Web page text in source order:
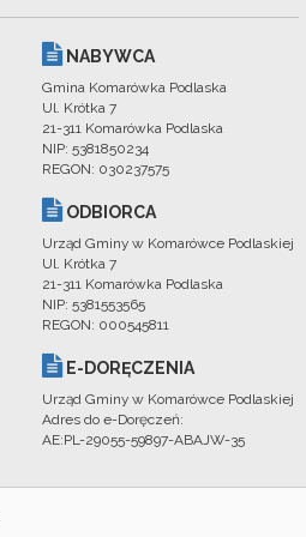
NABYWCA
Gmina Komarówka Podlaska
Ul. Krótka 7
21-311 Komarówka Podlaska
NIP: 5381850234
REGON: 030237575
ODBIORCA
Urząd Gminy w Komarówce Podlaskiej
Ul. Krótka 7
21-311 Komarówka Podlaska
NIP: 5381553565
REGON: 000545811
E-DORĘCZENIA
Urząd Gminy w Komarówce Podlaskiej
Adres do e-Doręczeń:
AE:PL-29055-59897-ABAJW-35